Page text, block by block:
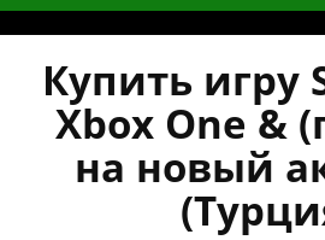
Купить игру
Xbox One &
на новый